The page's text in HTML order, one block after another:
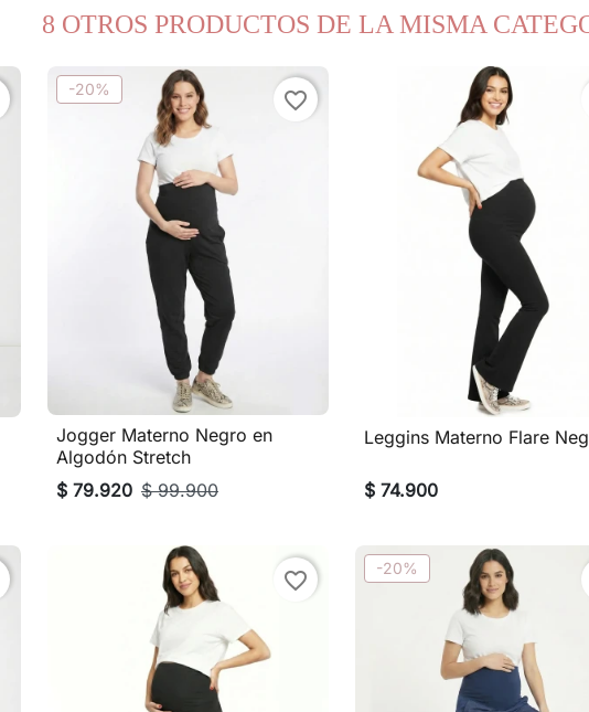
8 OTROS PRODUCTOS DE LA MISMA
-20% favorite_border
 Vista rápida
Jogger Materno Negro en
Algodón Stretch
$ 79.920 $ 99.900
 Vista rápida
Leggins Materno Flare
$ 74.900
favorite_border -20%